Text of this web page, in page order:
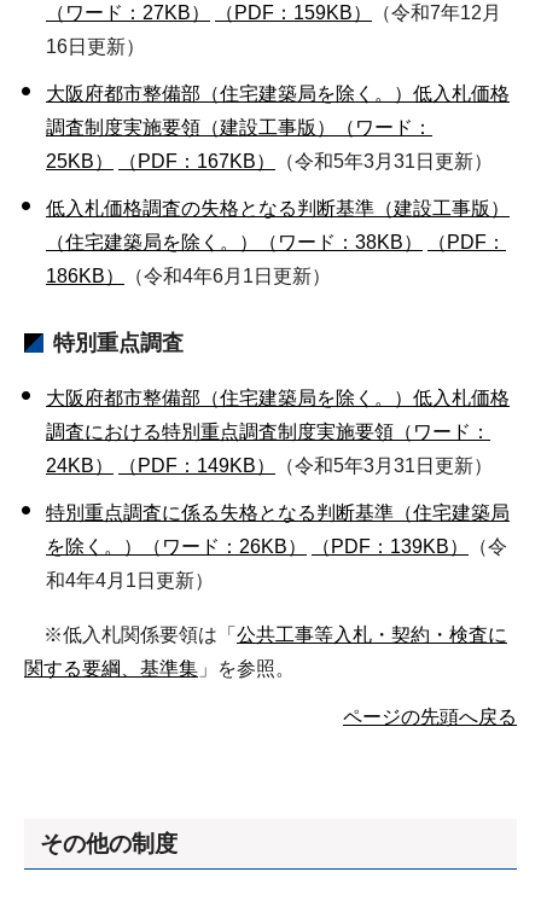
（ワード：27KB）
（PDF：159KB）
（令和7年12月
16日更新）
大阪府都市整備部（住宅建築局を除く。）低入札価格
調査制度実施要領（建設工事版）（ワード：
25KB）
（PDF：167KB） （令和5年3月31日更新）
低入札価格調査の失格となる判断基準（建設工事版）
（住宅建築局を除く。）（ワード：38KB）
（PDF：
186KB）
（令和4年6月1日更新）
特別重点調査
大阪府都市整備部（住宅建築局を除く。）低入札価格
調査における特別重点調査制度実施要領（ワード：
24KB）
（PDF：149KB） （令和5年3月31日更新）
特別重点調査に係る失格となる判断基準（住宅建築局
を除く。）（ワード：26KB）
（PDF：139KB）
（令
和4年4月1日更新）
※低入札関係要領は「 公共工事等入札・契約・検査に
関する要綱、基準集 」を参照。
ページの先頭へ戻る
その他の制度